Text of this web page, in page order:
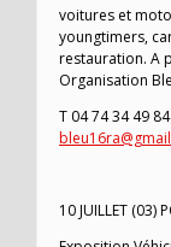
voitures et
youngtimers,
restauration. A
Organisation
T 04 74 34 49
10 JUILLET (03)